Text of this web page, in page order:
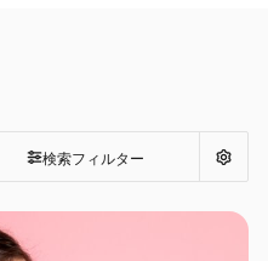
検索フィルター